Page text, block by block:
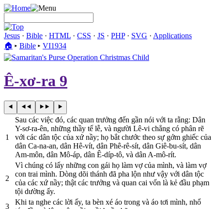
Jesus · Bible · HTML · CSS · JS · PHP· SVG · Applications
🏠︎ ▸ Bible ▸ VI1934
Ê-xơ-ra 9
1
Sau các việc đó, các quan trưởng đến gần nói với ta rằng: Dân
Y-sơ-ra-ên, những thầy tế lễ, và người Lê-vi chẳng có phân rẽ
với các dân tộc của xứ nầy; họ bắt chước theo sự gớm ghiếc của
dân Ca-na-an, dân Hê-vít, dân Phê-rê-sít, dân Giê-bu-sít, dân
Am-môn, dân Mô-áp, dân Ê-díp-tô, và dân A-mô-rít.
2
Vì chúng có lấy những con gái họ làm vợ của mình, và làm vợ
con trai mình. Dòng dõi thánh đã pha lộn như vậy với dân tộc
của các xứ nầy; thật các trưởng và quan cai vốn là kẻ đầu phạm
tội dường ấy.
3
Khi ta nghe các lời ấy, ta bèn xé áo trong và áo tơi mình, nhổ